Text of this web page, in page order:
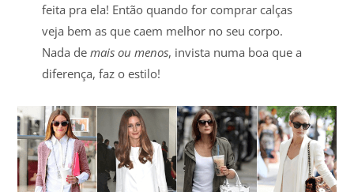
feita pra ela! Então quando for comprar calças
veja bem as que caem melhor no seu corpo.
Nada de mais ou menos, invista numa boa que a
diferença, faz o estilo!